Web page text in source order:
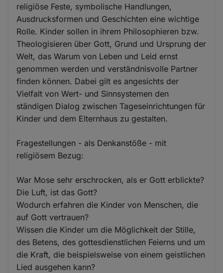
religiöse Feste, symbolische Handlungen,
Ausdrucksformen und Geschichten eine wichtige
Rolle. Kinder sollen in ihrem Philosophieren bzw.
Theologisieren über Gott, Grund und Ursprung der
Welt, das Warum von Leben und Leid ernst
genommen werden und verständnisvolle Partner
finden können. Dabei gilt es angesichts der
Vielfalt von Wert- und Sinnsystemen den
ständigen Dialog zwischen Tageseinrichtungen für
Kinder und dem Elternhaus zu gestalten.
Fragestellungen - als Denkanstöße - mit
religiösem Bezug:
War Mose sehr erschrocken, als er Gott erblickte?
Die Luft, ist das Gott?
Wodurch erfahren die Kinder von Menschen, die
auf Gott vertrauen?
Wissen die Kinder um die Möglichkeit der Stille,
des Betens, des gottesdienstlichen Feierns und um
die Kraft, die beispielsweise von einem geistlichen
Lied ausgehen kann?